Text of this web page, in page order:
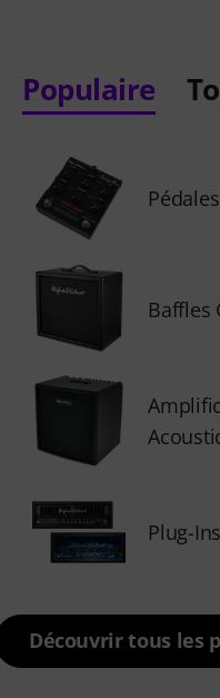
Populaire
Baffles
Plug-
Découvrir tous les